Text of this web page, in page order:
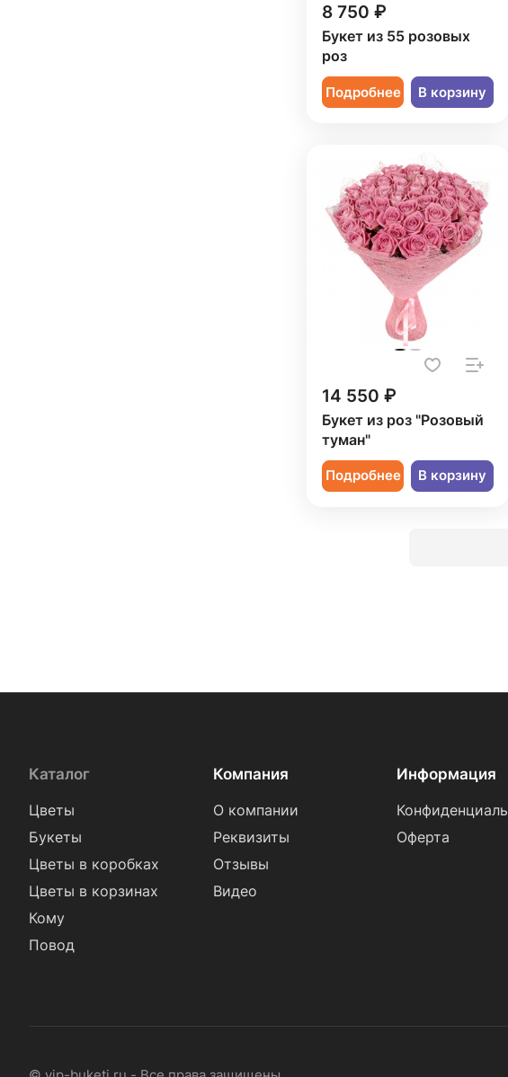
8 750 ₽
Букет из 55 розовых
роз
Подробнее В корзину
14 550 ₽
Букет из роз "Розовый
туман"
Подробнее В корзину
Каталог
Цветы
Букеты
Цветы в коробках
Цветы в корзинах
Кому
Повод
Компания
О компании
Реквизиты
Отзывы
Видео
Информация
Оферта